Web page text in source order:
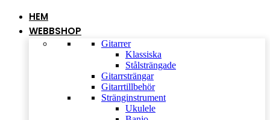
HEM
WEBBSHOP
Gitarrer
Klassiska
Stålsträngade
Gitarrsträngar
Gitarrtillbehör
Stränginstrument
Ukulele